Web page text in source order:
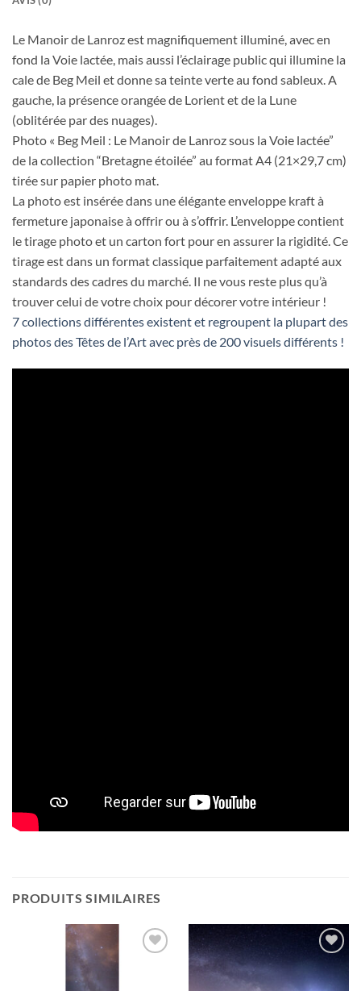
Le Manoir de Lanroz est magnifiquement illuminé, avec en
fond la Voie lactée, mais aussi l’éclairage public qui illumine la
cale de Beg Meil et donne sa teinte verte au fond sableux. A
gauche, la présence orangée de Lorient et de la Lune
(oblitérée par des nuages).
Photo « Beg Meil : Le Manoir de Lanroz sous la Voie lactée”
de la collection “Bretagne étoilée” au format A4 (21×29,7 cm)
tirée sur papier photo mat.
La photo est insérée dans une élégante enveloppe kraft à
fermeture japonaise à offrir ou à s’offrir. L’enveloppe contient
le tirage photo et un carton fort pour en assurer la rigidité. Ce
tirage est dans un format classique parfaitement adapté aux
standards des cadres du marché. Il ne vous reste plus qu’à
trouver celui de votre choix pour décorer votre intérieur !
7 collections différentes existent et regroupent la plupart des
photos des Têtes de l’Art avec près de 200 visuels différents !
PRODUITS SIMILAIRES
Ajouter
à la
wishlist